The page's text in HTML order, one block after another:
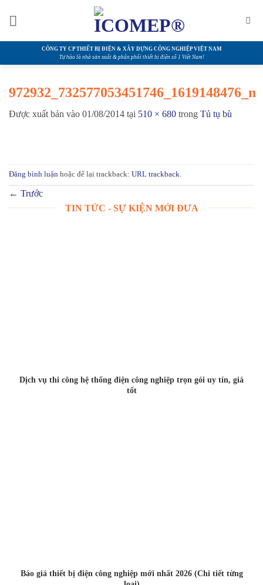
CÔNG TY CP THIẾT BỊ ĐIỆN & XÂY DỰNG CÔNG NGHIỆP VIỆT NAM
Tự hào là nhà sản xuất & phân phối thiết bị điện số 1 Việt Nam!
972932_732577053451746_1619148476_n
Được xuất bản vào 01/08/2014 tại 510 × 680 trong Tủ tụ bù
Đăng bình luận hoặc để lại trackback: URL trackback.
← Trước
TIN TỨC - SỰ KIỆN MỚI ĐƯA
Dịch vụ thi công hệ thống điện công nghiệp trọn gói uy tín, giá
tốt
Báo giá thiết bị điện công nghiệp mới nhất 2026 (Chi tiết từng